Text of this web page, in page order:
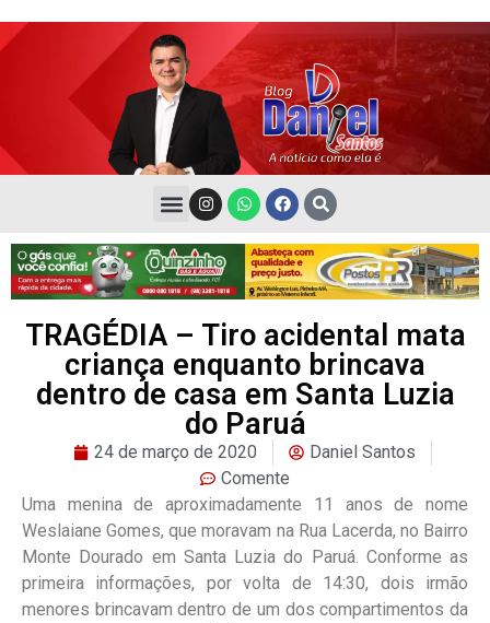
TRAGÉDIA – Tiro acidental mata
criança enquanto brincava
dentro de casa em Santa Luzia
do Paruá
24 de março de 2020
Daniel Santos
Comente
Uma menina de aproximadamente 11 anos de nome
Weslaiane Gomes, que moravam na Rua Lacerda, no Bairro
Monte Dourado em Santa Luzia do Paruá. Conforme as
primeira informações, por volta de 14:30, dois irmão
menores brincavam dentro de um dos compartimentos da